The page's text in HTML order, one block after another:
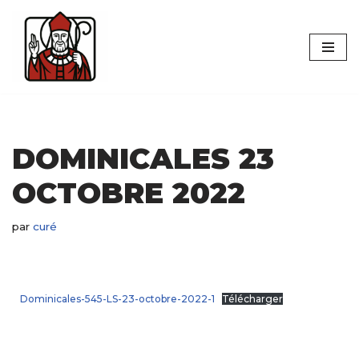
Aller
contenu
DOMINICALES 23
OCTOBRE 2022
par curé
Dominicales-545-LS-23-octobre-2022-1 Télécharger